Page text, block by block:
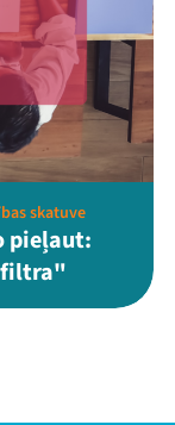
skatuve
pieļaut:
filtra"